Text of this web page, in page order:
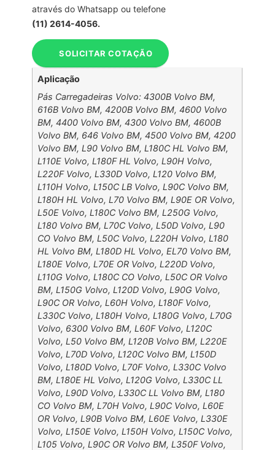
através do Whatsapp ou telefone
(11) 2614-4056.
SOLICITAR COTAÇÃO
Aplicação
Pás Carregadeiras Volvo: 4300B Volvo BM,
616B Volvo BM, 4200B Volvo BM, 4600 Volvo
BM, 4400 Volvo BM, 4300 Volvo BM, 4600B
Volvo BM, 646 Volvo BM, 4500 Volvo BM, 4200
Volvo BM, L90 Volvo BM, L180C HL Volvo BM,
L110E Volvo, L180F HL Volvo, L90H Volvo,
L220F Volvo, L330D Volvo, L120 Volvo BM,
L110H Volvo, L150C LB Volvo, L90C Volvo BM,
L180H HL Volvo, L70 Volvo BM, L90E OR Volvo,
L50E Volvo, L180C Volvo BM, L250G Volvo,
L180 Volvo BM, L70C Volvo, L50D Volvo, L90
CO Volvo BM, L50C Volvo, L220H Volvo, L180
HL Volvo BM, L180D HL Volvo, EL70 Volvo BM,
L180E Volvo, L70E OR Volvo, L220D Volvo,
L110G Volvo, L180C CO Volvo, L50C OR Volvo
BM, L150G Volvo, L120D Volvo, L90G Volvo,
L90C OR Volvo, L60H Volvo, L180F Volvo,
L330C Volvo, L180H Volvo, L180G Volvo, L70G
Volvo, 6300 Volvo BM, L60F Volvo, L120C
Volvo, L50 Volvo BM, L120B Volvo BM, L220E
Volvo, L70D Volvo, L120C Volvo BM, L150D
Volvo, L180D Volvo, L70F Volvo, L330C Volvo
BM, L180E HL Volvo, L120G Volvo, L330C LL
Volvo, L90D Volvo, L330C LL Volvo BM, L180
CO Volvo BM, L70H Volvo, L90C Volvo, L60E
OR Volvo, L90B Volvo BM, L60E Volvo, L330E
Volvo, L150E Volvo, L150H Volvo, L150C Volvo,
L105 Volvo, L90C OR Volvo BM, L350F Volvo,